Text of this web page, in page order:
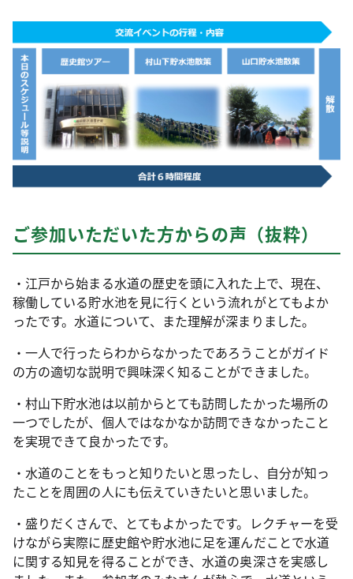
ご参加いただいた方からの声（抜粋）
・江戸から始まる水道の歴史を頭に入れた上で、現在、
稼働している貯水池を見に行くという流れがとてもよか
ったです。水道について、また理解が深まりました。
・一人で行ったらわからなかったであろうことがガイド
の方の適切な説明で興味深く知ることができました。
・村山下貯水池は以前からとても訪問したかった場所の
一つでしたが、個人ではなかなか訪問できなかったこと
を実現できて良かったです。
・水道のことをもっと知りたいと思ったし、自分が知っ
たことを周囲の人にも伝えていきたいと思いました。
・盛りだくさんで、とてもよかったです。レクチャーを受
けながら実際に歴史館や貯水池に足を運んだことで水道
に関する知見を得ることができ、水道の奥深さを実感し